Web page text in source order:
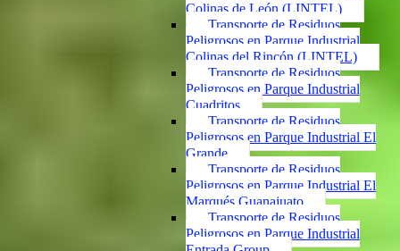
Colinas de León (LINTEL)
Transporte de Residuos
Peligrosos en Parque Industrial
Colinas del Rincón (LINTEL)
Transporte de Residuos
Peligrosos en Parque Industrial
Cuadritos
Transporte de Residuos
Peligrosos en Parque Industrial El
Grande
Transporte de Residuos
Peligrosos en Parque Industrial El
Marqués Guanajuato
Transporte de Residuos
Peligrosos en Parque Industrial